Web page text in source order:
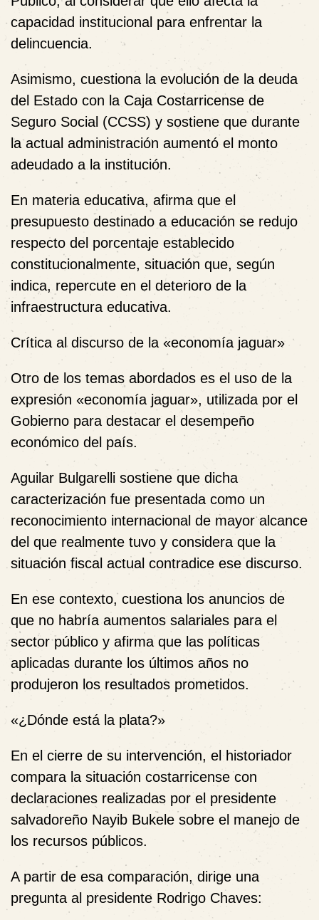
capacidad institucional para enfrentar la
delincuencia.
Asimismo, cuestiona la evolución de la deuda
del Estado con la Caja Costarricense de
Seguro Social (CCSS) y sostiene que durante
la actual administración aumentó el monto
adeudado a la institución.
En materia educativa, afirma que el
presupuesto destinado a educación se redujo
respecto del porcentaje establecido
constitucionalmente, situación que, según
indica, repercute en el deterioro de la
infraestructura educativa.
Crítica al discurso de la «economía jaguar»
Otro de los temas abordados es el uso de la
expresión «economía jaguar», utilizada por el
Gobierno para destacar el desempeño
económico del país.
Aguilar Bulgarelli sostiene que dicha
caracterización fue presentada como un
reconocimiento internacional de mayor alcance
del que realmente tuvo y considera que la
situación fiscal actual contradice ese discurso.
En ese contexto, cuestiona los anuncios de
que no habría aumentos salariales para el
sector público y afirma que las políticas
aplicadas durante los últimos años no
produjeron los resultados prometidos.
«¿Dónde está la plata?»
En el cierre de su intervención, el historiador
compara la situación costarricense con
declaraciones realizadas por el presidente
salvadoreño Nayib Bukele sobre el manejo de
los recursos públicos.
A partir de esa comparación, dirige una
pregunta al presidente Rodrigo Chaves: